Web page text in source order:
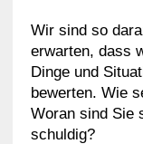
Wir sind so
erwarten, dass
Dinge und
bewerten. Wie
Woran sind Sie
schuldig?